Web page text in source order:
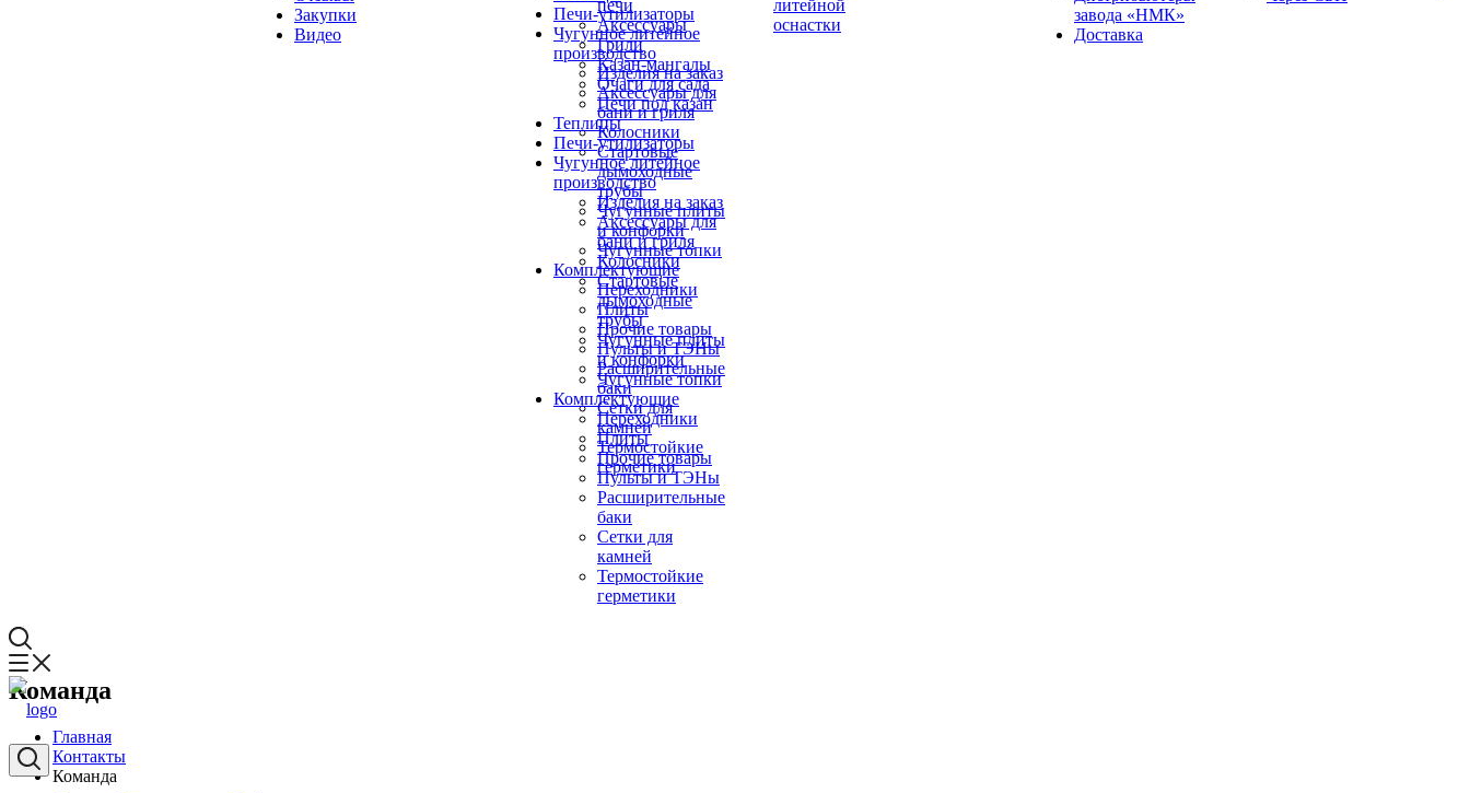
Печи-утилизаторы
Чугунное литейное
производство
Изделия на заказ
Аксессуары для
бани и гриля
Колосники
Стартовые
дымоходные
трубы
Чугунные плиты
и конфорки
Чугунные топки
Комплектующие
Переходники
Плиты
Прочие товары
Пульты и ТЭНы
Расширительные
баки
Сетки для
камней
Термостойкие
герметики
Закупки
Видео
печи
Аксессуары
Грили
Казан-мангалы
Очаги для сада
Печи под казан
Теплицы
Печи-утилизаторы
Чугунное литейное
производство
Изделия на заказ
Аксессуары для
бани и гриля
Колосники
Стартовые
дымоходные
трубы
Чугунные плиты
и конфорки
Чугунные топки
Комплектующие
Переходники
Плиты
Прочие товары
Пульты и ТЭНы
Расширительные
баки
Сетки для
камней
Термостойкие
герметики
литейной
оснастки
завода «НМК»
Доставка
Команда
Главная
Контакты
Команда